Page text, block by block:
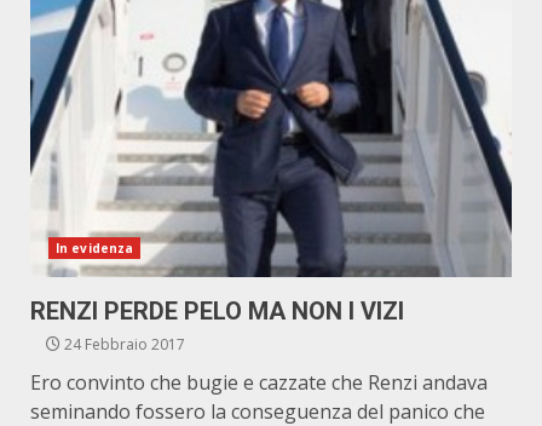
In evidenza
RENZI PERDE PELO MA NON I VIZI
24 Febbraio 2017
Ero convinto che bugie e cazzate che Renzi andava
seminando fossero la conseguenza del panico che